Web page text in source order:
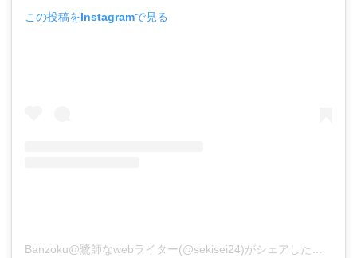
この投稿をInstagramで見る